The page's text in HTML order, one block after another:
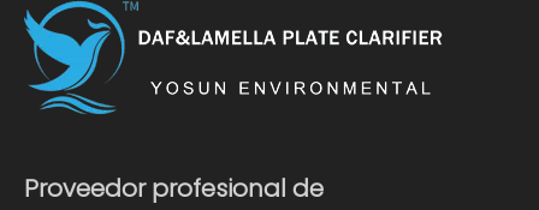
Proveedor profesional de